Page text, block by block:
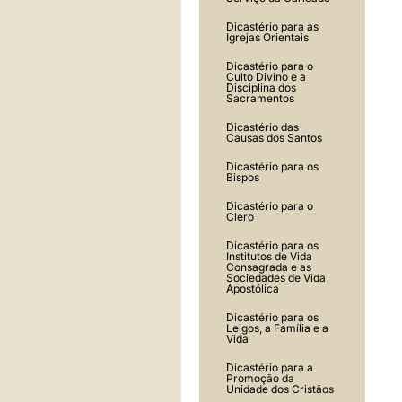
Dicastério para as
Igrejas Orientais
Dicastério para o
Culto Divino e a
Disciplina dos
Sacramentos
Dicastério das
Causas dos Santos
Dicastério para os
Bispos
Dicastério para o
Clero
Dicastério para os
Institutos de Vida
Consagrada e as
Sociedades de Vida
Apostólica
Dicastério para os
Leigos, a Família e a
Vida
Dicastério para a
Promoção da
Unidade dos Cristãos